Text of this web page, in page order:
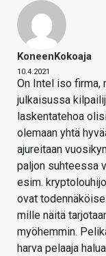
KoneenKokoaja
10.4.2021
On Intel iso firma,
julkaisussa
laskentatehoa
olemaan yhtä
ajureitaan
paljon suhteessa
esim.
ovat
mille näitä
myöhemmin.
harva pelaaja